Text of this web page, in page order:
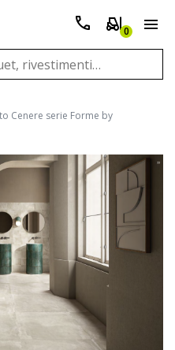
0
Cenere serie Forme by